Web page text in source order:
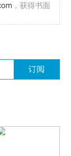
，获得书面
订阅